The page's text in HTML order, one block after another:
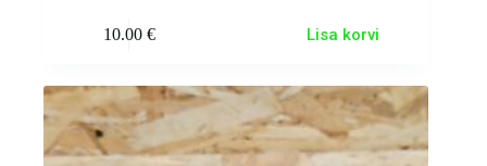
10.00 € Lisa korvi